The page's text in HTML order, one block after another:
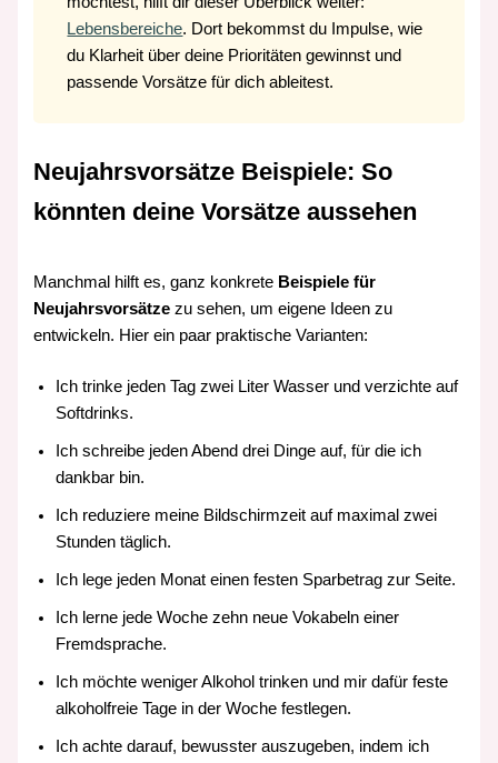
Lebensbereiche. Dort bekommst du Impulse, wie
du Klarheit über deine Prioritäten gewinnst und
passende Vorsätze für dich ableitest.
Neujahrsvorsätze Beispiele: So
könnten deine Vorsätze aussehen
Manchmal hilft es, ganz konkrete Beispiele für
Neujahrsvorsätze zu sehen, um eigene Ideen zu
entwickeln. Hier ein paar praktische Varianten:
Ich trinke jeden Tag zwei Liter Wasser und verzichte auf
Softdrinks.
Ich schreibe jeden Abend drei Dinge auf, für die ich
dankbar bin.
Ich reduziere meine Bildschirmzeit auf maximal zwei
Stunden täglich.
Ich lege jeden Monat einen festen Sparbetrag zur Seite.
Ich lerne jede Woche zehn neue Vokabeln einer
Fremdsprache.
Ich möchte weniger Alkohol trinken und mir dafür feste
alkoholfreie Tage in der Woche festlegen.
Ich achte darauf, bewusster auszugeben, indem ich